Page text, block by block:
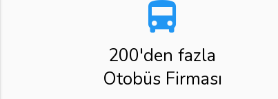
directions_bus
200'den fazla
Otobüs Firması